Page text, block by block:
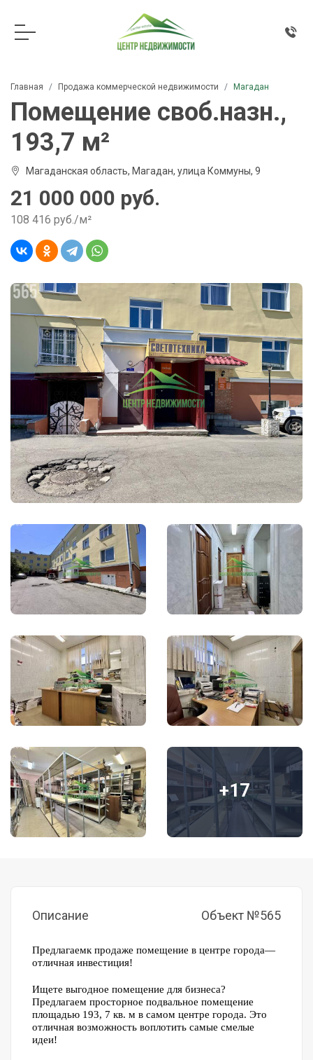
Главная Продажа коммерческой недвижимости Магадан
Помещение своб.назн.,
193,7 м²
Магаданская область, Магадан, улица Коммуны, 9
21 000 000 руб.
108 416 руб./м²
+17
Описание Объект №565
Предлагаемк продаже помещение в центре города—
отличная инвестиция!
Ищете выгодное помещение для бизнеса?
Предлагаем просторное подвальное помещение
площадью 193, 7 кв. м в самом центре города. Это
отличная возможность воплотить самые смелые
идеи!